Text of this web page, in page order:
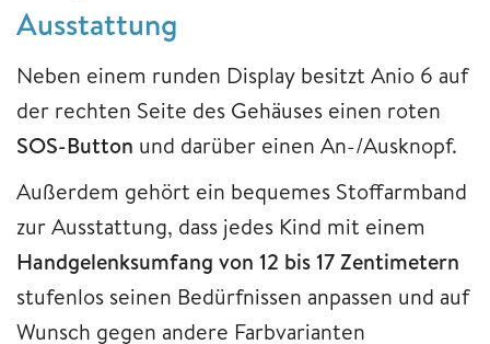
Ausstattung
Neben einem runden Display besitzt Anio 6 auf
der rechten Seite des Gehäuses einen roten
SOS-Button und darüber einen An-/Ausknopf.
Außerdem gehört ein bequemes Stoffarmband
zur Ausstattung, dass jedes Kind mit einem
Handgelenksumfang von 12 bis 17 Zentimetern
stufenlos seinen Bedürfnissen anpassen und auf
Wunsch gegen andere Farbvarianten